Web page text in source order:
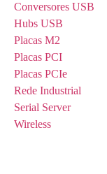
Conversores USB
Hubs USB
Placas M2
Placas PCI
Placas PCIe
Rede Industrial
Serial Server
Wireless